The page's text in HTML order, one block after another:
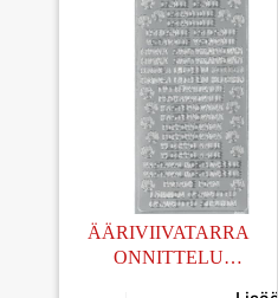
ÄÄRIVIIVATARRA
ONNITTELU